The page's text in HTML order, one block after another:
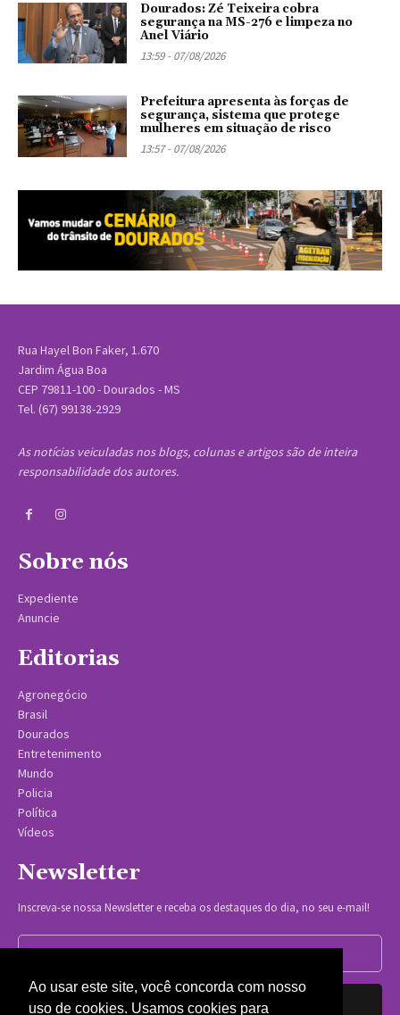
Dourados: Zé Teixeira cobra
segurança na MS-276 e limpeza no
Anel Viário
13:59 - 07/08/2026
Prefeitura apresenta às forças de
segurança, sistema que protege
mulheres em situação de risco
13:57 - 07/08/2026
Rua Hayel Bon Faker, 1.670
Jardim Água Boa
CEP 79811-100 - Dourados - MS
Tel. (67) 99138-2929
As notícias veiculadas nos blogs, colunas e artigos são de inteira
responsabilidade dos autores.
Sobre nós
Expediente
Anuncie
Editorias
Agronegócio
Brasil
Dourados
Entretenimento
Mundo
Policia
Política
Vídeos
Newsletter
Inscreva-se nossa Newsletter e receba os destaques do dia, no seu e-mail!
Inscrever-se
Ao usar este site, você concorda com nosso
uso de cookies. Usamos cookies para